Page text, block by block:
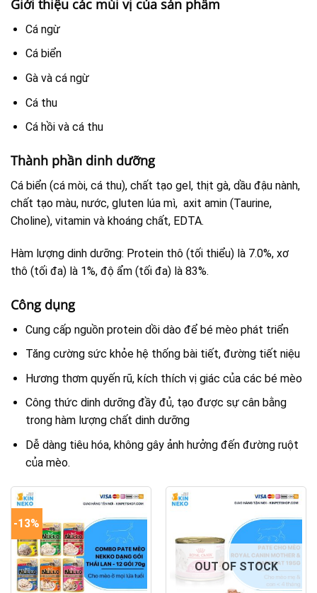
Giới thiệu các mùi vị của sản phẩm
Cá ngừ
Cá biển
Gà và cá ngừ
Cá thu
Cá hồi và cá thu
Thành phần dinh dưỡng
Cá biển (cá mòi, cá thu), chất tạo gel, thịt gà, dầu đậu nành,
chất tạo màu, nước, gluten lúa mì, axit amin (Taurine,
Choline), vitamin và khoáng chất, EDTA.
Hàm lượng dinh dưỡng: Protein thô (tối thiểu) là 7.0%, xơ
thô (tối đa) là 1%, độ ẩm (tối đa) là 83%.
Công dụng
Cung cấp nguồn protein dồi dào để bé mèo phát triển
Tăng cường sức khỏe hệ thống bài tiết, đường tiết niệu
Hương thơm quyến rũ, kích thích vị giác của các bé mèo
Công thức dinh dưỡng đầy đủ, tạo được sự cân bằng
trong hàm lượng chất dinh dưỡng
Dễ dàng tiêu hóa, không gây ảnh hưởng đến đường ruột
của mèo.
-13%
OUT OF STOCK